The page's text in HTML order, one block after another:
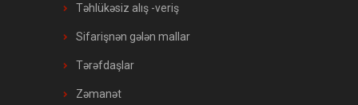
Təhlükəsiz alış -veriş
Sifarişnən gələn mallar
Tərəfdaşlar
Zəmanət